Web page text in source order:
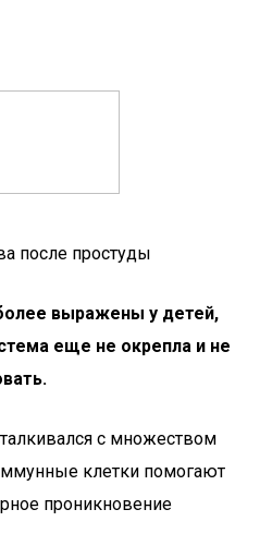
после простуды
выражены у детей,
еще не окрепла и не
с множеством
клетки помогают
проникновение